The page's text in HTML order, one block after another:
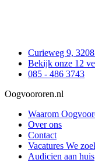
Curieweg 9,
Bekijk onze 12
085 - 486 3743
Oogvoororen.nl
Waarom
Over ons
Contact
Vacatures We
Audicien aan huis